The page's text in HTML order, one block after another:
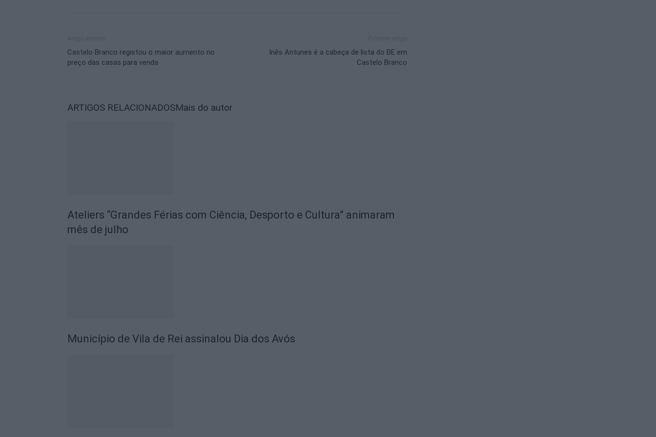
Castelo Branco registou o maior aumento no
preço das casas para venda
Inês Antunes é a cabeça de lista do BE em
Castelo Branco
ARTIGOS RELACIONADOSMais do autor
Ateliers “Grandes Férias com Ciência, Desporto e Cultura” animaram
mês de julho
Município de Vila de Rei assinalou Dia dos Avós